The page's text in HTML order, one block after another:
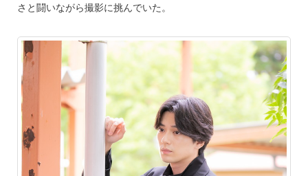
さと闘いながら撮影に挑んでいた。